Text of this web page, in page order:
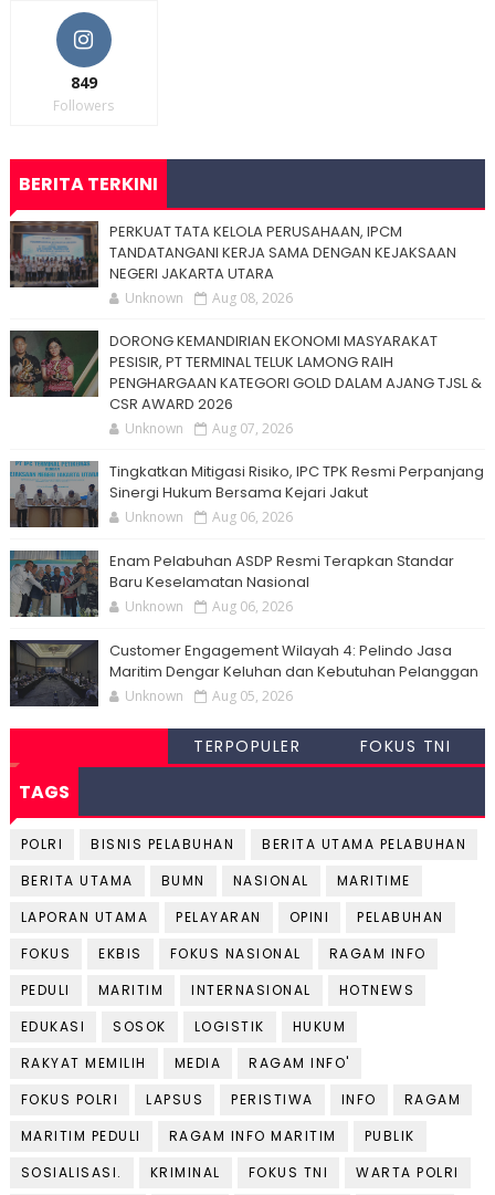
849
Followers
BERITA TERKINI
PERKUAT TATA KELOLA PERUSAHAAN, IPCM
TANDATANGANI KERJA SAMA DENGAN KEJAKSAAN
NEGERI JAKARTA UTARA
Unknown Aug 08, 2026
DORONG KEMANDIRIAN EKONOMI MASYARAKAT
PESISIR, PT TERMINAL TELUK LAMONG RAIH
PENGHARGAAN KATEGORI GOLD DALAM AJANG TJSL &
CSR AWARD 2026
Unknown Aug 07, 2026
Tingkatkan Mitigasi Risiko, IPC TPK Resmi Perpanjang
Sinergi Hukum Bersama Kejari Jakut
Unknown Aug 06, 2026
Enam Pelabuhan ASDP Resmi Terapkan Standar
Baru Keselamatan Nasional
Unknown Aug 06, 2026
Customer Engagement Wilayah 4: Pelindo Jasa
Maritim Dengar Keluhan dan Kebutuhan Pelanggan
Unknown Aug 05, 2026
TERPOPULER FOKUS TNI
TAGS
POLRI BISNIS PELABUHAN
BERITA UTAMA PELABUHAN
BERITA UTAMA
BUMN NASIONAL
MARITIME
LAPORAN UTAMA
PELAYARAN OPINI
PELABUHAN
FOKUS
EKBIS FOKUS NASIONAL
RAGAM INFO
PEDULI
MARITIM INTERNASIONAL
HOTNEWS
EDUKASI
SOSOK LOGISTIK
HUKUM
RAKYAT MEMILIH
MEDIA
RAGAM INFO'
FOKUS POLRI
LAPSUS PERISTIWA INFO
RAGAM
MARITIM PEDULI
RAGAM INFO MARITIM
PUBLIK
SOSIALISASI.
KRIMINAL FOKUS TNI
WARTA POLRI